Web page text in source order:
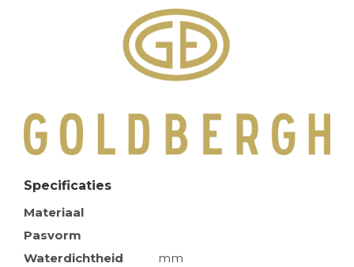
Specificaties
Materiaal
Pasvorm
Waterdichtheid
mm